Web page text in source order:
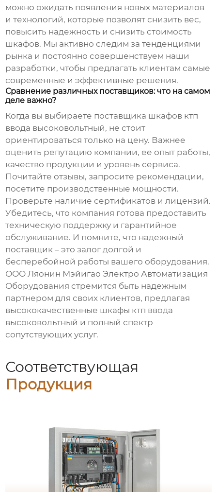
можно ожидать появления новых материалов
и технологий, которые позволят снизить вес,
повысить надежность и снизить стоимость
шкафов. Мы активно следим за тенденциями
рынка и постоянно совершенствуем наши
разработки, чтобы предлагать клиентам самые
современные и эффективные решения.
Сравнение различных поставщиков: что на самом
деле важно?
Когда вы выбираете поставщика шкафов ктп
ввода высоковольтный, не стоит
ориентироваться только на цену. Важнее
оценить репутацию компании, ее опыт работы,
качество продукции и уровень сервиса.
Почитайте отзывы, запросите рекомендации,
посетите производственные мощности.
Проверьте наличие сертификатов и лицензий.
Убедитесь, что компания готова предоставить
техническую поддержку и гарантийное
обслуживание. И помните, что надежный
поставщик – это залог долгой и
бесперебойной работы вашего оборудования.
ООО Ляонин Мэйигао Электро Автоматизация
Оборудования стремится быть надежным
партнером для своих клиентов, предлагая
высококачественные шкафы ктп ввода
высоковольтный и полный спектр
сопутствующих услуг.
Соответствующая
Продукция